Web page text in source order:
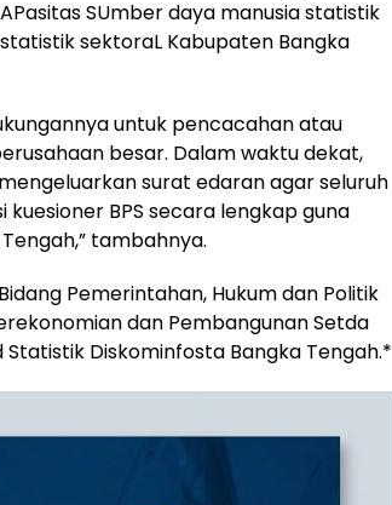
SUmber daya manusia statistik
sektoraL Kabupaten Bangka
untuk pencacahan atau
besar. Dalam waktu dekat,
surat edaran agar seluruh
BPS secara lengkap guna
tambahnya.
Pemerintahan, Hukum dan Politik
dan Pembangunan Setda
Statistik Diskominfosta Bangka Tengah.*